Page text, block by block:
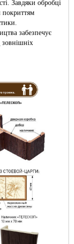
Завдяки обробці
покриттям
забезпечує
зовнішніх